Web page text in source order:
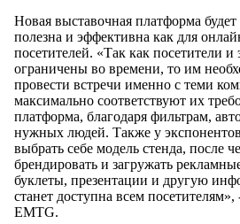
Новая выставочная платформа
полезна и эффективна как для
посетителей. «Так как посетители и
ограничены во времени, то им
провести встречи именно с теми
максимально соответствуют их
платформа, благодаря фильтрам,
нужных людей. Также у
выбрать себе модель стенда, после
брендировать и загружать
буклеты, презентации и другую
станет доступна всем
EMTG.